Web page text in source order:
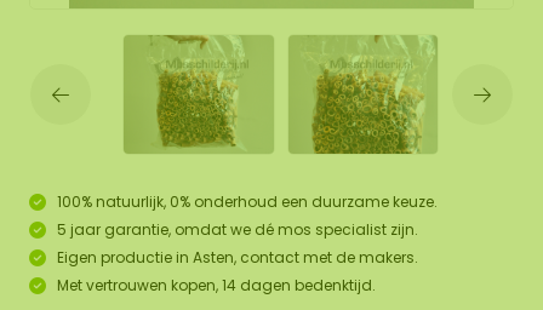
100% natuurlijk, 0% onderhoud een duurzame keuze.
5 jaar garantie, omdat we dé mos specialist zijn.
Eigen productie in Asten, contact met de makers.
Met vertrouwen kopen, 14 dagen bedenktijd.